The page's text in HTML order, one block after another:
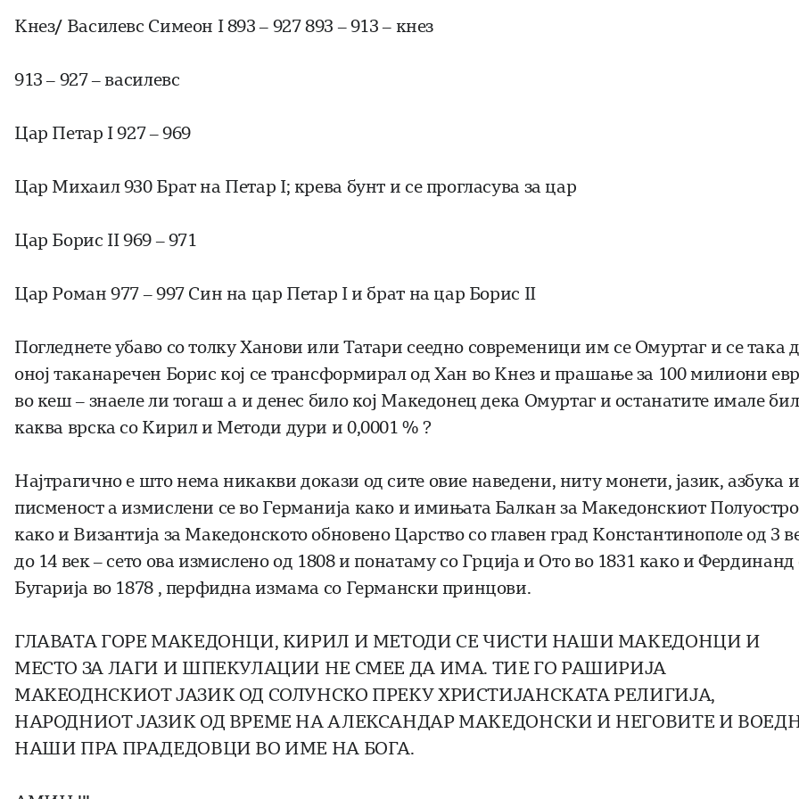
Кнeз/ Василевс Симеон I 893 – 927 893 – 913 – кнeз
913 – 927 – василевс
Цар Петар I 927 – 969
Цар Михаил 930 Брат на Петар I; крева бунт и се прогласува за цар
Цар Борис II 969 – 971
Цар Роман 977 – 997 Син на цар Петар I и брат на цар Борис II
Погледнете убаво со толку Ханови или Татари сеедно современици им се Омуртаг и се така
оној таканаречен Борис кој се трансформирал од Хан во Кнез и прашање за 100 милиони
во кеш – знаеле ли тогаш а и денес било кој Македонец дека Омуртаг и останатите имале
каква врска со Кирил и Методи дури и 0,0001 % ?
Најтрагично е што нема никакви докази од сите овие наведени, ниту монети, јазик, азбука и
писменост а измислени се во Германија како и имињата Балкан за Македонскиот
како и Византија за Македонското обновено Царство со главен град Константинополе од 3
до 14 век – сето ова измислено од 1808 и понатаму со Грција и Ото во 1831 како и Фердинанд
Бугарија во 1878 , перфидна измама со Германски принцови.
ГЛАВАТА ГОРЕ МАКЕДОНЦИ, КИРИЛ И МЕТОДИ СЕ ЧИСТИ НАШИ МАКЕДОНЦИ И
МЕСТО ЗА ЛАГИ И ШПЕКУЛАЦИИ НЕ СМЕЕ ДА ИМА. ТИЕ ГО РАШИРИЈА
МАКЕОДНСКИОТ ЈАЗИК ОД СОЛУНСКО ПРЕКУ ХРИСТИЈАНСКАТА РЕЛИГИЈА,
НАРОДНИОТ ЈАЗИК ОД ВРЕМЕ НА АЛЕКСАНДАР МАКЕДОНСКИ И НЕГОВИТЕ И
НАШИ ПРА ПРАДЕДОВЦИ ВО ИМЕ НА БОГА.